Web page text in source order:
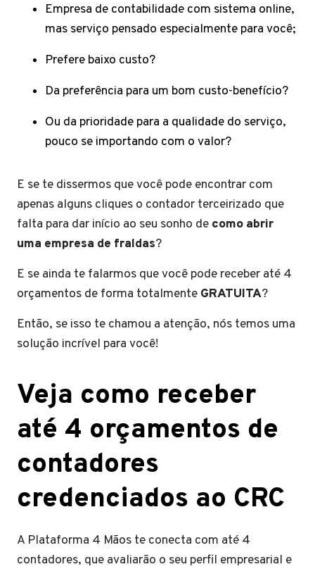
Empresa de contabilidade com sistema online,
mas serviço pensado especialmente para você;
Prefere baixo custo?
Da preferência para um bom custo-benefício?
Ou da prioridade para a qualidade do serviço,
pouco se importando com o valor?
E se te dissermos que você pode encontrar com
apenas alguns cliques o contador terceirizado que
falta para dar início ao seu sonho de como abrir
uma empresa de fraldas?
E se ainda te falarmos que você pode receber até 4
orçamentos de forma totalmente GRATUITA?
Então, se isso te chamou a atenção, nós temos uma
solução incrível para você!
Veja como receber
até 4 orçamentos de
contadores
credenciados ao CRC
A Plataforma 4 Mãos te conecta com até 4
contadores, que avaliarão o seu perfil empresarial e